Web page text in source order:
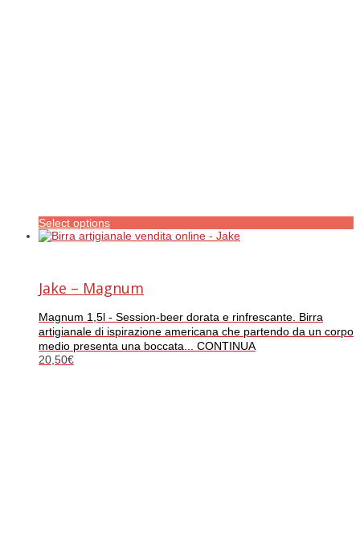
Select options
Jake – Magnum
Magnum 1,5l - Session-beer dorata e rinfrescante. Birra
artigianale di ispirazione americana che partendo da un corpo
medio presenta una boccata... CONTINUA
20,50€